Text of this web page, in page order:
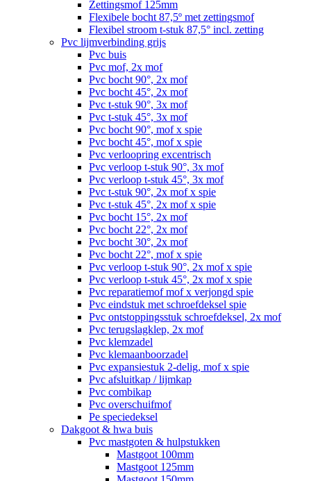
Zettingsmof 125mm
Flexibele bocht 87,5º met zettingsmof
Flexibel stroom t-stuk 87,5° incl. zetting
Pvc lijmverbinding grijs
Pvc buis
Pvc mof, 2x mof
Pvc bocht 90°, 2x mof
Pvc bocht 45°, 2x mof
Pvc t-stuk 90°, 3x mof
Pvc t-stuk 45°, 3x mof
Pvc bocht 90°, mof x spie
Pvc bocht 45°, mof x spie
Pvc verloopring excentrisch
Pvc verloop t-stuk 90°, 3x mof
Pvc verloop t-stuk 45°, 3x mof
Pvc t-stuk 90°, 2x mof x spie
Pvc t-stuk 45°, 2x mof x spie
Pvc bocht 15°, 2x mof
Pvc bocht 22°, 2x mof
Pvc bocht 30°, 2x mof
Pvc bocht 22°, mof x spie
Pvc verloop t-stuk 90°, 2x mof x spie
Pvc verloop t-stuk 45°, 2x mof x spie
Pvc reparatiemof mof x verjongd spie
Pvc eindstuk met schroefdeksel spie
Pvc ontstoppingsstuk schroefdeksel, 2x mof
Pvc terugslagklep, 2x mof
Pvc klemzadel
Pvc klemaanboorzadel
Pvc expansiestuk 2-delig, mof x spie
Pvc afsluitkap / lijmkap
Pvc combikap
Pvc overschuifmof
Pe speciedeksel
Dakgoot & hwa buis
Pvc mastgoten & hulpstukken
Mastgoot 100mm
Mastgoot 125mm